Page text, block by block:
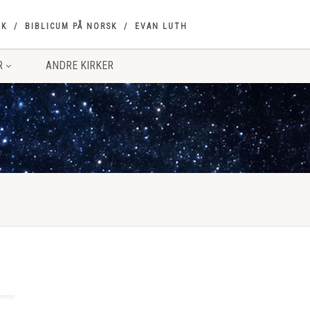
BIBLICUM PÅ NORSK EVAN LUTH
ANDRE KIRKER